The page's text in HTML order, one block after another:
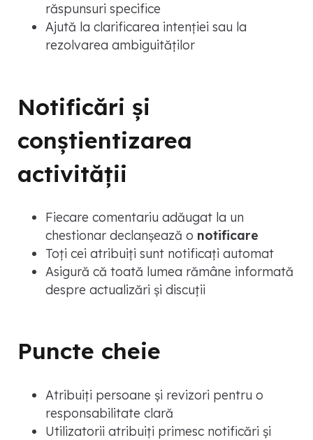
răspunsuri specifice
Ajută la clarificarea intenției sau la
rezolvarea ambiguităților
Notificări și
conștientizarea
activității
Fiecare comentariu adăugat la un
chestionar declanșează o notificare
Toți cei atribuiți sunt notificați automat
Asigură că toată lumea rămâne informată
despre actualizări și discuții
Puncte cheie
Atribuiți persoane și revizori pentru o
responsabilitate clară
Utilizatorii atribuiți primesc notificări și